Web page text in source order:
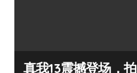
真我13震撼登场，